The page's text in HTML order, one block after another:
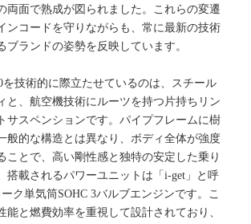
両面で熟成が図られました。これらの変遷
ンコードを守りながらも、常に最新の技術
ブランドの姿勢を反映しています。
を技術的に際立たせているのは、スチール
と、航空機技術にルーツを持つ片持ちリン
サスペンションです。パイプフレームに樹
般的な構造とは異なり、ボディ全体が強度
ことで、高い剛性感と独特の安定した乗り
搭載されるパワーユニットは「i-get」と呼
ク単気筒SOHC 3バルブエンジンです。こ
能と燃費効率を重視して設計されており、